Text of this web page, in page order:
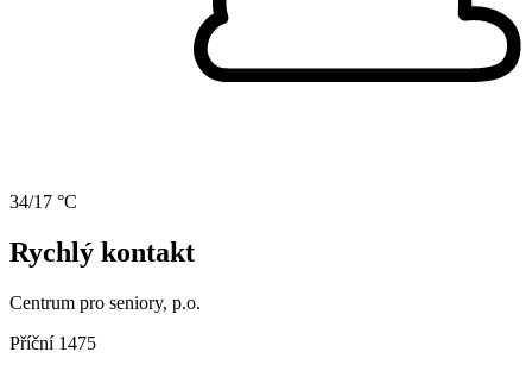
34/17 °C
Rychlý kontakt
Centrum pro seniory, p.o.
Příční 1475